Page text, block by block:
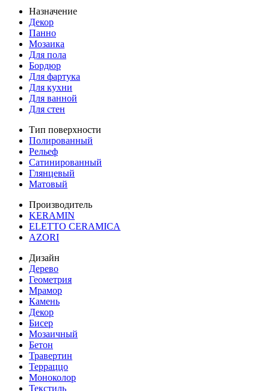
Назначение
Декор
Панно
Мозаика
Для пола
Бордюр
Для фартука
Для кухни
Для ванной
Для стен
Тип поверхности
Полированный
Рельеф
Сатинированный
Глянцевый
Матовый
Производитель
KERAMIN
ELETTO CERAMICA
AZORI
Дизайн
Дерево
Геометрия
Мрамор
Камень
Декор
Бисер
Мозаичный
Бетон
Травертин
Терраццо
Моноколор
Текстиль